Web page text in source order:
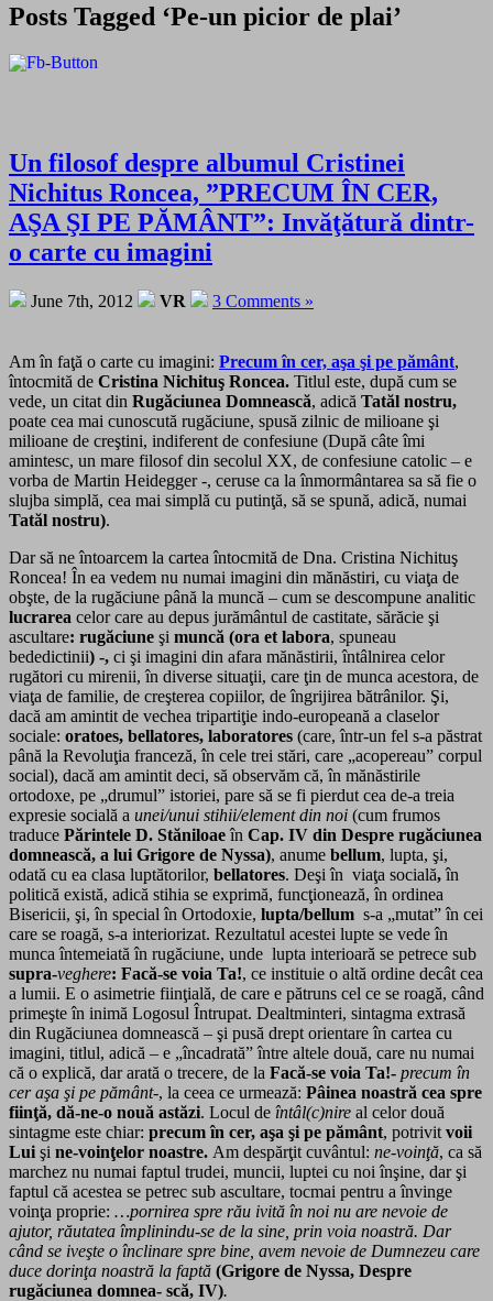
Posts Tagged ‘Pe-un picior de plai’
Un filosof despre albumul Cristinei
Nichitus Roncea, ”PRECUM ÎN CER,
AŞA ŞI PE PĂMÂNT”: Invăţătură dintr-
o carte cu imagini
June 7th, 2012 VR 3 Comments »
Am în faţă o carte cu imagini: Precum în cer, aşa şi pe pământ,
întocmită de Cristina Nichituş Roncea. Titlul este, după cum se
vede, un citat din Rugăciunea Domnească, adică Tatăl nostru,
poate cea mai cunoscută rugăciune, spusă zilnic de milioane şi
milioane de creştini, indiferent de confesiune (După câte îmi
amintesc, un mare filosof din secolul XX, de confesiune catolic – e
vorba de Martin Heidegger -, ceruse ca la înmormântarea sa să fie o
slujba simplă, cea mai simplă cu putinţă, să se spună, adică, numai
Tatăl nostru).
Dar să ne întoarcem la cartea întocmită de Dna. Cristina Nichituş
Roncea! În ea vedem nu numai imagini din mănăstiri, cu viaţa de
obşte, de la rugăciune până la muncă – cum se descompune analitic
lucrarea celor care au depus jurământul de castitate, sărăcie şi
ascultare: rugăciune şi muncă (ora et labora, spuneau
bededictinii) -, ci şi imagini din afara mănăstirii, întâlnirea celor
rugători cu mirenii, în diverse situaţii, care ţin de munca acestora, de
viaţa de familie, de creşterea copiilor, de îngrijirea bătrânilor. Şi,
dacă am amintit de vechea tripartiţie indo-europeană a claselor
sociale: oratoes, bellatores, laboratores (care, într-un fel s-a păstrat
până la Revoluţia franceză, în cele trei stări, care „acopereau” corpul
social), dacă am amintit deci, să observăm că, în mănăstirile
ortodoxe, pe „drumul” istoriei, pare să se fi pierdut cea de-a treia
expresie socială a unei/unui stihii/element din noi (cum frumos
traduce Părintele D. Stăniloaeîn Cap. IV din Despre rugăciunea
domnească, a lui Grigore de Nyssa), anume bellum, lupta, şi,
odată cu ea clasa luptătorilor, bellatores. Deşi în viaţa socială,în
politică există, adică stihia se exprimă, funcţionează, în ordinea
Bisericii, şi, în special în Ortodoxie, lupta/bellum s-a „mutat” în cei
care se roagă, s-a interiorizat. Rezultatul acestei lupte se vede în
munca întemeiată în rugăciune, unde lupta interioară se petrece sub
supra-veghere: Facă-se voia Ta!, ce instituie o altă ordine decât cea
a lumii. E o asimetrie fiinţială, de care e pătruns cel ce se roagă, când
primeşte în inimă Logosul Întrupat. Dealtminteri, sintagma extrasă
din Rugăciunea domnească – şi pusă drept orientare în cartea cu
imagini, titlul, adică – e „încadrată” între altele două, care nu numai
că o explică, dar arată o trecere, de la Facă-se voia Ta!- precum în
cer aşa şi pe pământ-, la ceea ce urmează: Pâinea noastră cea spre
fiinţă, dă-ne-o nouă astăzi. Locul de întâl(c)nire al celor două
sintagme este chiar: precum în cer, aşa şi pe pământ, potrivit voii
Lui şi ne-voinţelor noastre. Am despărţit cuvântul: ne-voinţă, ca să
marchez nu numai faptul trudei, muncii, luptei cu noi înşine, dar şi
faptul că acestea se petrec sub ascultare, tocmai pentru a învinge
voinţa proprie: …pornirea spre rău ivită în noi nu are nevoie de
ajutor, răutatea împlinindu-se de la sine, prin voia noastră. Dar
când se iveşte o înclinare spre bine, avem nevoie de Dumnezeu care
duce dorinţa noastră la faptă (Grigore de Nyssa, Despre
rugăciunea domnea- scă, IV).